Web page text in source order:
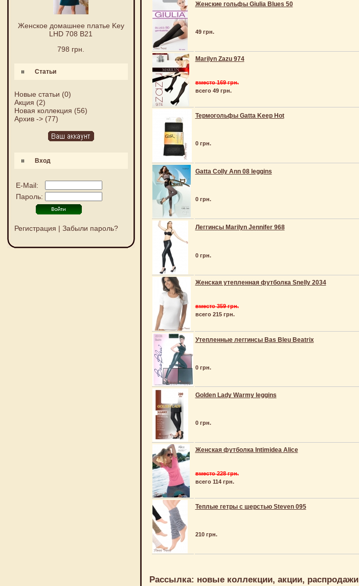
Женское домашнее платье Key
LHD 708 B21
798 грн.
Статьи
Новые статьи (0)
Акция (2)
Новая коллекция (56)
Архив ->(77)
Вход
E-Mail:
Пароль:
Регистрация | Забыли пароль?
Женские гольфы Giulia Blues 50
49 грн.
Marilyn Zazu 974
вместо 169 грн.
всего 49 грн.
Термогольфы Gatta Keep Hot
0 грн.
Gatta Colly Ann 08 leggins
0 грн.
Леггинсы Marilyn Jennifer 968
0 грн.
Женская утепленная футболка Snelly 2034
вместо 359 грн.
всего 215 грн.
Утепленные леггинсы Bas Bleu Beatrix
0 грн.
Golden Lady Warmy leggins
0 грн.
Женская футболка Intimidea Alice
вместо 228 грн.
всего 114 грн.
Теплые гетры с шерстью Steven 095
210 грн.
Рассылка: новые коллекции, акции, распродажи